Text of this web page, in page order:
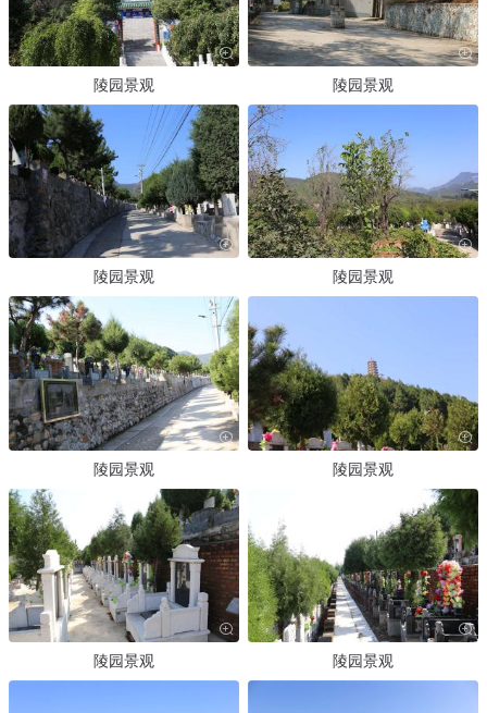
陵园景观 陵园景观
陵园景观 陵园景观
陵园景观 陵园景观
陵园景观 陵园景观